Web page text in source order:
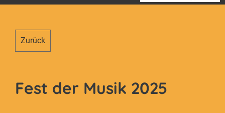
Zurück
Fest der Musik 2025